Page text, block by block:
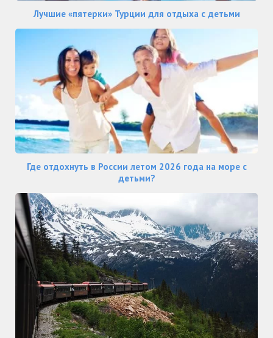
Лучшие «пятерки» Турции для отдыха с детьми
Где отдохнуть в России летом 2026 года на море с
детьми?